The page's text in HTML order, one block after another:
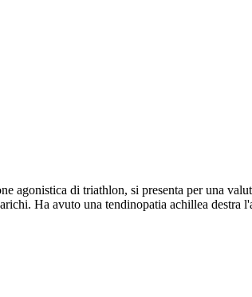
agonistica di triathlon, si presenta per una
Ha avuto una tendinopatia achillea destra